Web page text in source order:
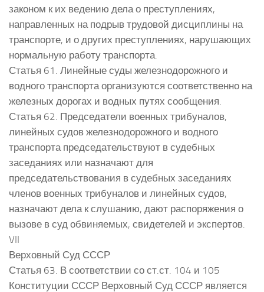
законом к их ведению дела о преступлениях,
направленных на подрыв трудовой дисциплины на
транспорте, и о других преступлениях, нарушающих
нормальную работу транспорта.
Статья 61. Линейные суды железнодорожного и
водного транспорта организуются соответственно на
железных дорогах и водных путях сообщения.
Статья 62. Председатели военных трибуналов,
линейных судов железнодорожного и водного
транспорта председательствуют в судебных
заседаниях или назначают для
председательствования в судебных заседаниях
членов военных трибуналов и линейных судов,
назначают дела к слушанию, дают распоряжения о
вызове в суд обвиняемых, свидетелей и экспертов.
VII
Верховный Суд СССР
Статья 63. В соответствии со ст.ст. 104 и 105
Конституции СССР Верховный Суд СССР является